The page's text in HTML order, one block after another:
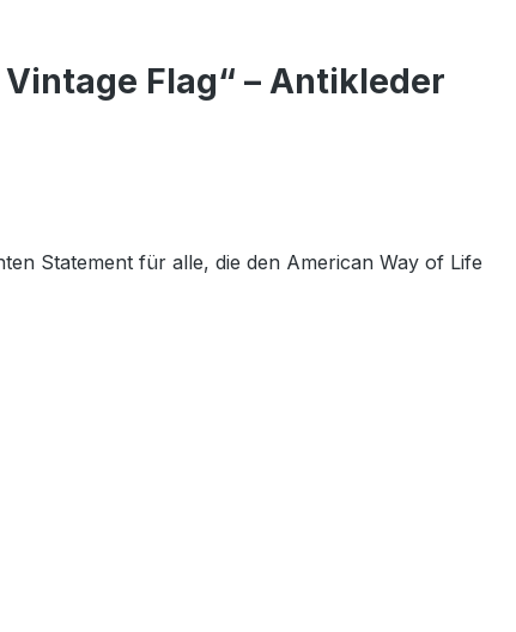
Flag“ – Antikleder
Statement für alle, die den American Way of Life